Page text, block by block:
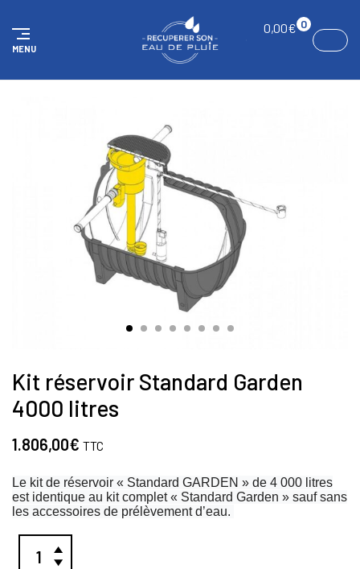
MENU
0,00€ 0
Kit réservoir Standard Garden
4000 litres
1.806,00€ TTC
Le kit de réservoir « Standard GARDEN » de 4 000 litres
est identique au kit complet « Standard Garden » sauf sans
les accessoires de prélèvement d’eau.